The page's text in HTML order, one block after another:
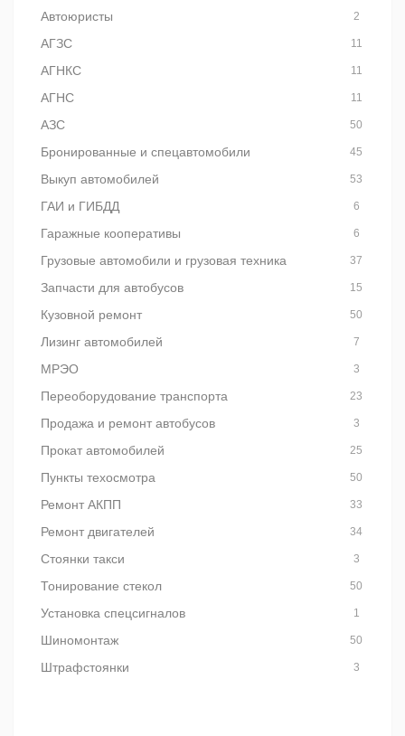
Автоюристы 2
АГЗС 11
АГНКС 11
АГНС 11
АЗС 50
Бронированные и спецавтомобили 45
Выкуп автомобилей 53
ГАИ и ГИБДД 6
Гаражные кооперативы 6
Грузовые автомобили и грузовая техника 37
Запчасти для автобусов 15
Кузовной ремонт 50
Лизинг автомобилей 7
МРЭО 3
Переоборудование транспорта 23
Продажа и ремонт автобусов 3
Прокат автомобилей 25
Пункты техосмотра 50
Ремонт АКПП 33
Ремонт двигателей 34
Стоянки такси 3
Тонирование стекол 50
Установка спецсигналов 1
Шиномонтаж 50
Штрафстоянки 3